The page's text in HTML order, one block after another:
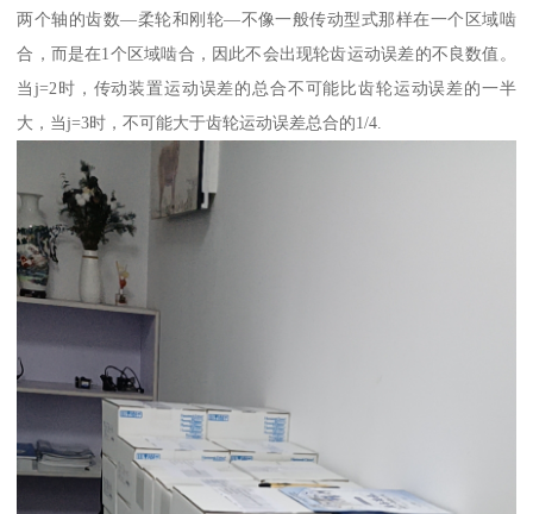
两个轴的齿数—柔轮和刚轮—不像一般传动型式那样在一个区域啮
合，而是在1个区域啮合，因此不会出现轮齿运动误差的不良数值。
当j=2时，传动装置运动误差的总合不可能比齿轮运动误差的一半
大，当j=3时，不可能大于齿轮运动误差总合的1/4.